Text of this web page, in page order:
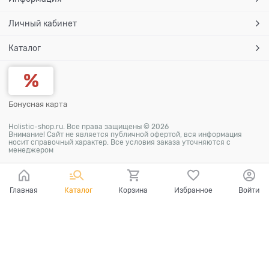
Личный кабинет
Каталог
Бонусная карта
Holistic-shop.ru. Все права защищены © 2026
Внимание! Сайт не является публичной офертой, вся информация
носит справочный характер. Все условия заказа уточняются с
менеджером
Главная Каталог Корзина Избранное Войти